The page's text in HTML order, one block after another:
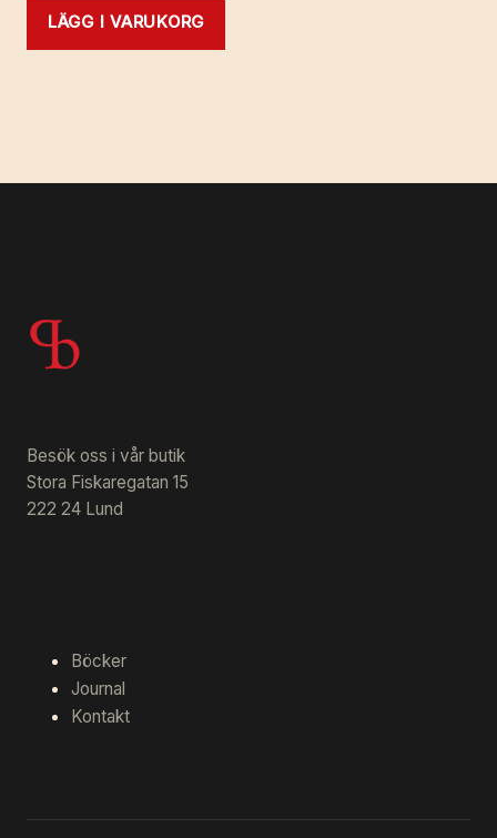
LÄGG I VARUKORG
Besök oss i vår butik
Stora Fiskaregatan 15
222 24 Lund
Böcker
Journal
Kontakt